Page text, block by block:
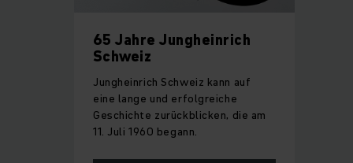
65 Jahre Jungheinrich
Schweiz
Jungheinrich Schweiz kann auf
eine lange und erfolgreiche
Geschichte zurückblicken, die am
11. Juli 1960 begann.